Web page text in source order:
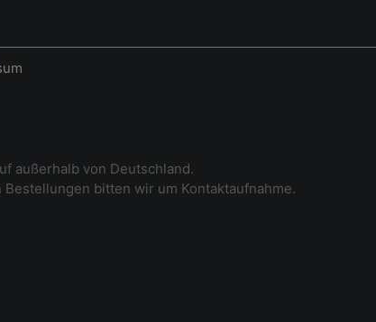
außerhalb von Deutschland.
bitten wir um Kontaktaufnahme.